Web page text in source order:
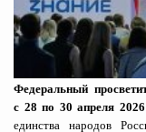
Федеральный
с 28 по 30 апреля
единства народов